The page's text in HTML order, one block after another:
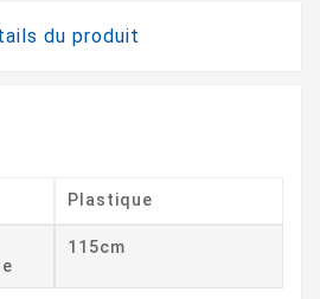
du produit
Plastique
115cm